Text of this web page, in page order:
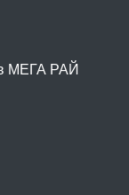
МЕГА РАЙ